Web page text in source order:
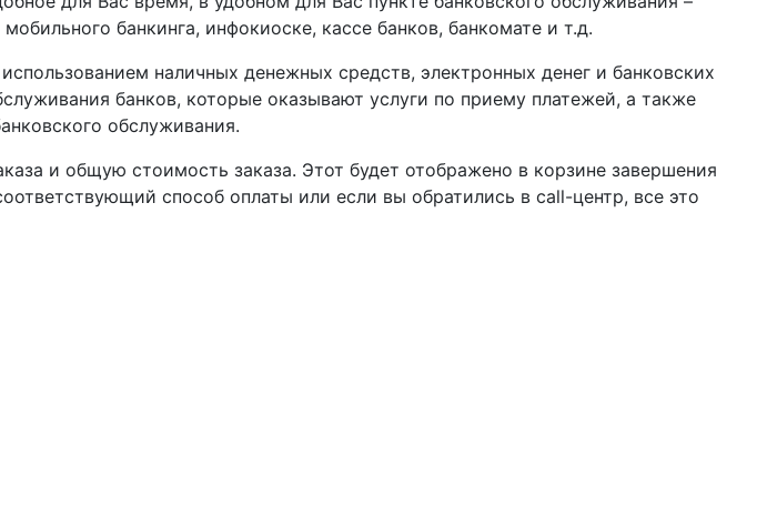
банкинга, инфокиоске, кассе банков, банкомате и т.д.
наличных денежных средств, электронных денег и банковских
банков, которые оказывают услуги по приему платежей, а также
обслуживания.
и общую стоимость заказа. Этот будет отображено в корзине завершения
способ оплаты или если вы обратились в call-центр, все это